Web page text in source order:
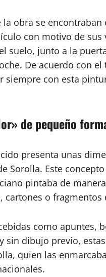
obra se
con motivo de
suelo, junto a la
De acuerdo con
siempre con esta
de pequeño
presenta unas
Sorolla. Este
pintaba de
cartones o fragmentos
como apuntes,
sin dibujo previo,
quien las